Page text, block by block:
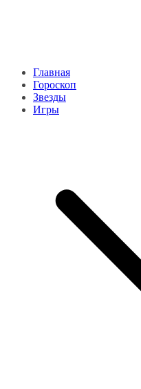
Главная
Гороскоп
Звезды
Игры